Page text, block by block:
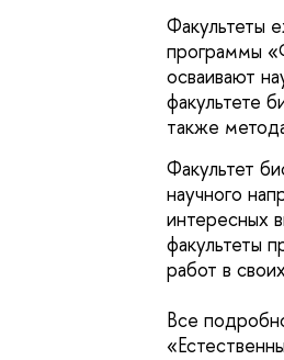
Факультеты
программы
осваивают
факультете
также
Факультет
научного
интересных
факультеты
работ в
Все